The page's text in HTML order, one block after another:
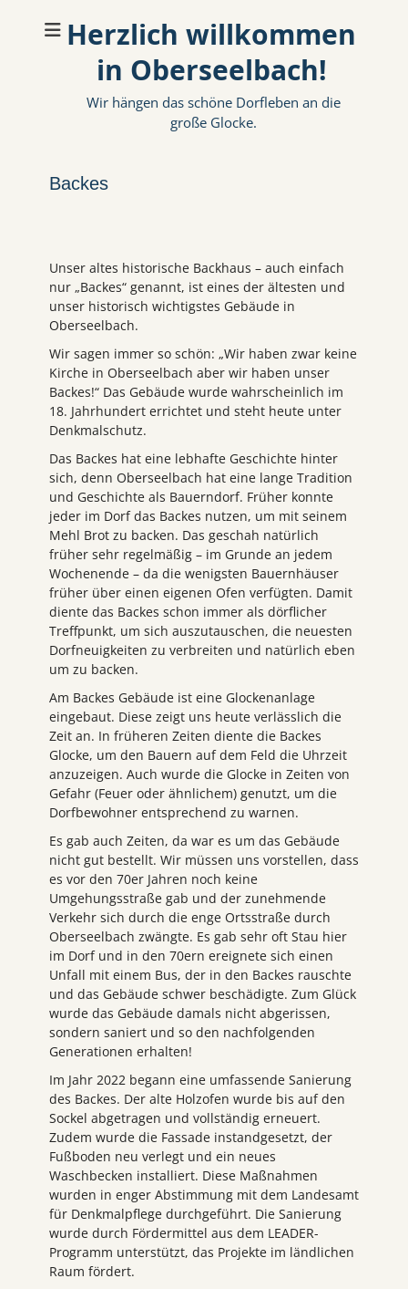
Herzlich willkommen
in Oberseelbach!
Wir hängen das schöne Dorfleben an die
große Glocke.
Backes
Unser altes historische Backhaus – auch einfach
nur „Backes“ genannt, ist eines der ältesten und
unser historisch wichtigstes Gebäude in
Oberseelbach.
Wir sagen immer so schön: „Wir haben zwar keine
Kirche in Oberseelbach aber wir haben unser
Backes!“ Das Gebäude wurde wahrscheinlich im
18. Jahrhundert errichtet und steht heute unter
Denkmalschutz.
Das Backes hat eine lebhafte Geschichte hinter
sich, denn Oberseelbach hat eine lange Tradition
und Geschichte als Bauerndorf. Früher konnte
jeder im Dorf das Backes nutzen, um mit seinem
Mehl Brot zu backen. Das geschah natürlich
früher sehr regelmäßig – im Grunde an jedem
Wochenende – da die wenigsten Bauernhäuser
früher über einen eigenen Ofen verfügten. Damit
diente das Backes schon immer als dörflicher
Treffpunkt, um sich auszutauschen, die neuesten
Dorfneuigkeiten zu verbreiten und natürlich eben
um zu backen.
Am Backes Gebäude ist eine Glockenanlage
eingebaut. Diese zeigt uns heute verlässlich die
Zeit an. In früheren Zeiten diente die Backes
Glocke, um den Bauern auf dem Feld die Uhrzeit
anzuzeigen. Auch wurde die Glocke in Zeiten von
Gefahr (Feuer oder ähnlichem) genutzt, um die
Dorfbewohner entsprechend zu warnen.
Es gab auch Zeiten, da war es um das Gebäude
nicht gut bestellt. Wir müssen uns vorstellen, dass
es vor den 70er Jahren noch keine
Umgehungsstraße gab und der zunehmende
Verkehr sich durch die enge Ortsstraße durch
Oberseelbach zwängte. Es gab sehr oft Stau hier
im Dorf und in den 70ern ereignete sich einen
Unfall mit einem Bus, der in den Backes rauschte
und das Gebäude schwer beschädigte. Zum Glück
wurde das Gebäude damals nicht abgerissen,
sondern saniert und so den nachfolgenden
Generationen erhalten!
Im Jahr 2022 begann eine umfassende Sanierung
des Backes. Der alte Holzofen wurde bis auf den
Sockel abgetragen und vollständig erneuert.
Zudem wurde die Fassade instandgesetzt, der
Fußboden neu verlegt und ein neues
Waschbecken installiert. Diese Maßnahmen
wurden in enger Abstimmung mit dem Landesamt
für Denkmalpflege durchgeführt. Die Sanierung
wurde durch Fördermittel aus dem LEADER-
Programm unterstützt, das Projekte im ländlichen
Raum fördert.